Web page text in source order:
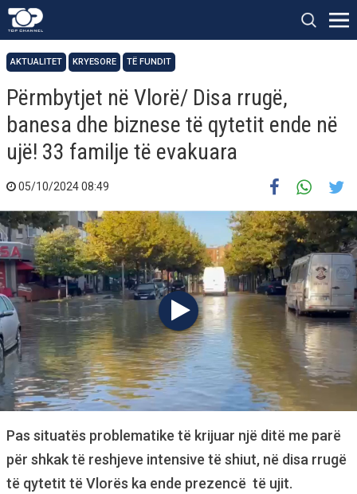
AKTUALITET KRYESORE TË FUNDIT
Përmbytjet në Vlorë/ Disa rrugë,
banesa dhe biznese të qytetit ende në
ujë! 33 familje të evakuara
05/10/2024 08:49
Pas situatës problematike të krijuar një ditë me parë
për shkak të reshjeve intensive të shiut, në disa rrugë
të qytetit të Vlorës ka ende prezencë të ujit.